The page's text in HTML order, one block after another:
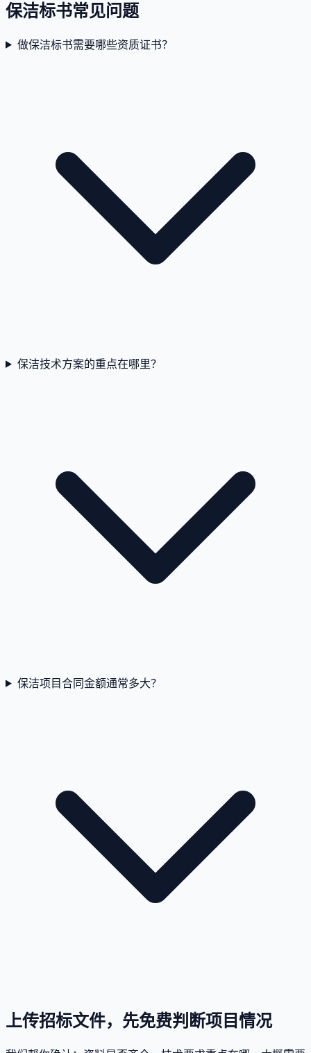
保洁标书常见问题
做保洁标书需要哪些资质证书？
保洁技术方案的重点在哪里？
保洁项目合同金额通常多大？
上传招标文件，先免费判断项目情况